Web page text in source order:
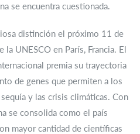
se encuentra cuestionada.
distinción el próximo 11 de
la UNESCO en París, Francia. El
premia su trayectoria
de genes que permiten a los
y las crisis climáticas. Con
se consolida como el país
mayor cantidad de científicas